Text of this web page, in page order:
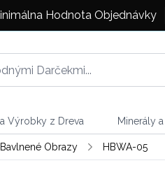
Hodnota Objednávky
Výrobky z Dreva Minerály
Obrazy HBWA-05